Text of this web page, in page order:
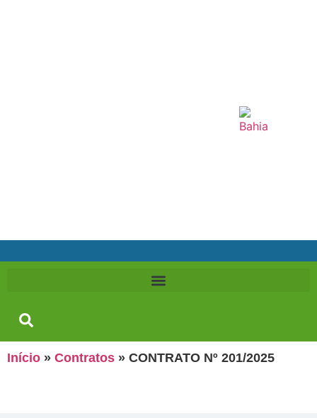
Início » Contratos » CONTRATO Nº 201/2025